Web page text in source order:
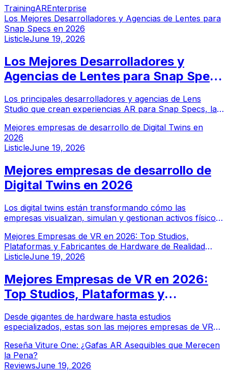
prácticas en equipos reales y espacios de trabajo. Esta
guía completa cubre las principales empresas de
capacitación AR en capacitación industrial, orientación
en el trabajo y trabajo guiado.
TrainingAREnterprise
Los Mejores Desarrolladores y Agencias de Lentes para
Snap Specs en 2026
ListicleJune 19, 2026
Los Mejores Desarrolladores y
Agencias de Lentes para Snap Specs
Los principales desarrolladores y agencias de Lens
Studio que crean experiencias AR para Snap Specs, las
Mejores empresas de desarrollo de Digital Twins en
2026
ListicleJune 19, 2026
Mejores empresas de desarrollo de
Digital Twins en 2026
Los digital twins están transformando cómo las
empresas visualizan, simulan y gestionan activos físicos.
desarrollo de digital twins en 2026.
Mejores Empresas de VR en 2026: Top Studios,
Plataformas y Fabricantes de Hardware de Realidad
Virtual
ListicleJune 19, 2026
Mejores Empresas de VR en 2026:
Top Studios, Plataformas y
Realidad Virtual
Desde gigantes de hardware hasta estudios
especializados, estas son las mejores empresas de VR
desarrollo de plataformas.
Reseña Viture One: ¿Gafas AR Asequibles que Merecen
la Pena?
ReviewsJune 19, 2026